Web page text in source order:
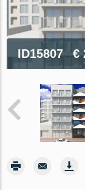
ID15807 €